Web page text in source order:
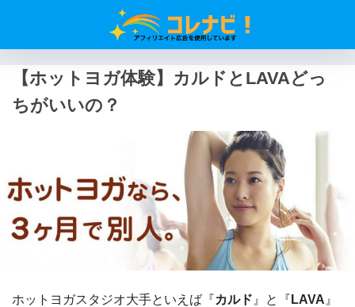
【ホットヨガ体験】カルドとLAVAどっ
ちがいいの？
ホットヨガスタジオ大手といえば『カルド 』と『 LAVA 』